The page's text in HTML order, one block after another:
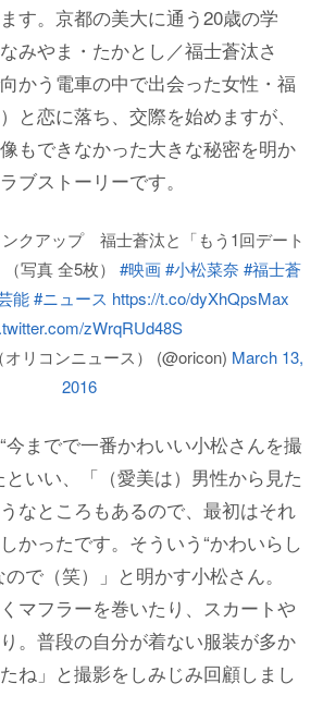
す。京都の美大に通う20歳の学
みやま・たかとし／福士蒼汰さ
かう電車の中で出会った女性・福
と恋に落ち、交際を始めますが、
できなかった大きな秘密を明か
ブストーリーです。
クアップ 福士蒼汰と「もう1回デート
写真 全5枚） #映画#小松菜奈 #福士蒼
能#ニュース https://t.co/dyXhQpsMax
zWrqRUd48S
リコンニュース） (@oricon) March 13,
2016
今までで一番かわいい小松さんを撮
といい、「（愛美は）男性から見た
なところもあるので、最初はそれ
かったです。そういう“かわいらし
で（笑）」と明かす小松さん。
くマフラーを巻いたり、スカート
。普段の自分が着ない服装が多か
ね」と撮影をしみじみ回顧しまし